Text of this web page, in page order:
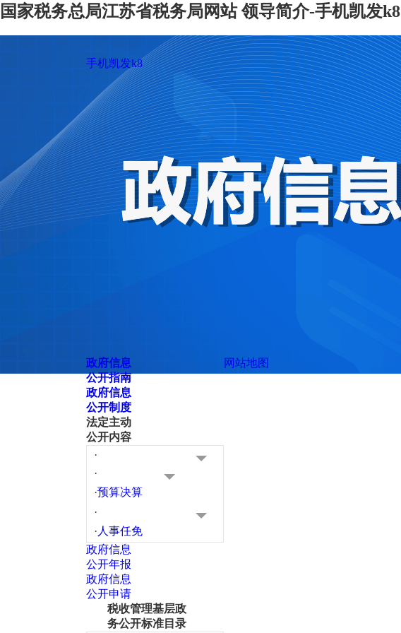
国家税务总局江苏省税务局网站 领导简介-手机凯发k8
手机凯发k8
政府信息
公开指南
政府信息
公开制度
法定主动
公开内容
·
·
·预算决算
·
· 人事任免
政府信息
公开年报
政府信息
公开申请
税收管理基层政
务公开标准目录
网站地图